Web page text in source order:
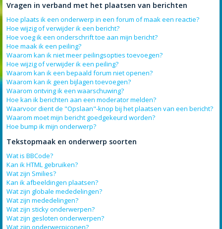
Vragen in verband met het plaatsen van berichten
Hoe plaats ik een onderwerp in een forum of maak een reactie?
Hoe wijzig of verwijder ik een bericht?
Hoe voeg ik een onderschrift toe aan mijn bericht?
Hoe maak ik een peiling?
Waarom kan ik niet meer peilingsopties toevoegen?
Hoe wijzig of verwijder ik een peiling?
Waarom kan ik een bepaald forum niet openen?
Waarom kan ik geen bijlagen toevoegen?
Waarom ontving ik een waarschuwing?
Hoe kan ik berichten aan een moderator melden?
Waarvoor dient de "Opslaan"-knop bij het plaatsen van een bericht?
Waarom moet mijn bericht goedgekeurd worden?
Hoe bump ik mijn onderwerp?
Tekstopmaak en onderwerp soorten
Wat is BBCode?
Kan ik HTML gebruiken?
Wat zijn Smilies?
Kan ik afbeeldingen plaatsen?
Wat zijn globale mededelingen?
Wat zijn mededelingen?
Wat zijn sticky onderwerpen?
Wat zijn gesloten onderwerpen?
Wat zijn onderwerpiconen?